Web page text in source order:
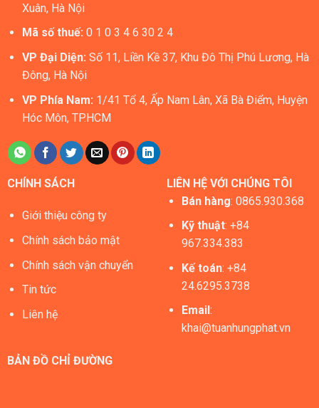
Xuân, Hà Nội
Mã số thuế: 0 1 0 3 4 6 30 2 4
VP Đại Diện: Số 11, Liền Kề 37, Khu Đô Thị Phú Lương, Hà
Đông, Hà Nội
VP Phía Nam: 1/41 Tổ 4, Ấp Nam Lân, Xã Bà Điểm, Huyện
Hóc Môn, TP.HCM
CHÍNH SÁCH
Giới thiệu công ty
Chính sách bảo mật
Chính sách vận chuyển
Tin tức
Liên hệ
LIÊN HỆ VỚI CHÚNG TÔI
Bán hàng: 0865.930.368
Kỹ thuật: +84
967.334.383
Kế toán: +84
24.6295.3738
Email :
khai@tuanhungphat.vn
BẢN ĐỒ CHỈ ĐƯỜNG